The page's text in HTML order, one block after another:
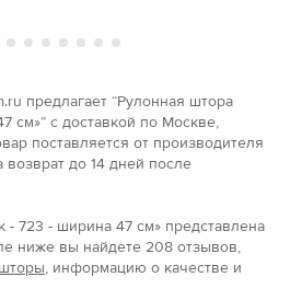
предлагает “Рулонная штора
см»” с доставкой по Москве,
поставляется от производителя
до 14 дней после
- 723 - ширина 47 см» представлена
ниже вы найдете 208 отзывов,
, информацию о качестве и